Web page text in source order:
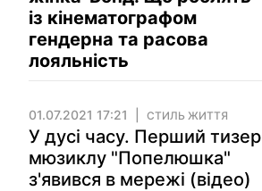
із кінематографом
гендерна та расова
лояльність
01.07.2021 17:21 СТИЛЬ ЖИТТЯ
У дусі часу. Перший тизер
мюзиклу "Попелюшка"
з'явився в мережі (відео)